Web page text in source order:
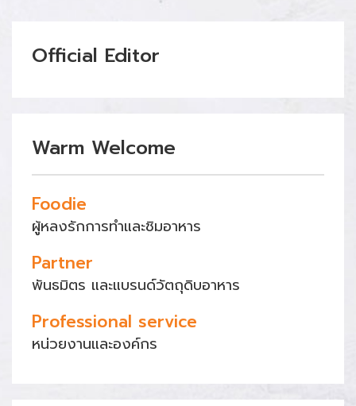
Official Editor
Warm Welcome
Foodie
ผู้หลงรักการทำและชิมอาหาร
Partner
พันธมิตร และแบรนด์วัตถุดิบอาหาร
Professional service
หน่วยงานและองค์กร